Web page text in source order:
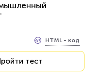
HTML - код
тест